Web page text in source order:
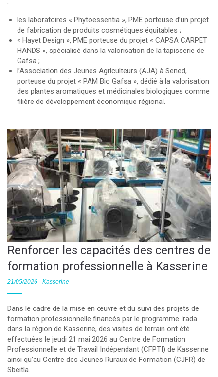
:
les laboratoires « Phytoessentia », PME porteuse d’un projet
de fabrication de produits cosmétiques équitables ;
« Hayet Design », PME porteuse du projet « CAPSA CARPET
HANDS », spécialisé dans la valorisation de la tapisserie de
Gafsa ;
l’Association des Jeunes Agriculteurs (AJA) à Sened,
porteuse du projet « PAM Bio Gafsa », dédié à la valorisation
des plantes aromatiques et médicinales biologiques comme
filière de développement économique régional.
Renforcer les capacités des centres de
formation professionnelle à Kasserine
21/05/2026 - Kasserine
Dans le cadre de la mise en œuvre et du suivi des projets de
formation professionnelle financés par le programme Irada
dans la région de Kasserine, des visites de terrain ont été
effectuées le jeudi 21 mai 2026 au Centre de Formation
Professionnelle et de Travail Indépendant (CFPTI) de Kasserine
ainsi qu’au Centre des Jeunes Ruraux de Formation (CJFR) de
Sbeitla.